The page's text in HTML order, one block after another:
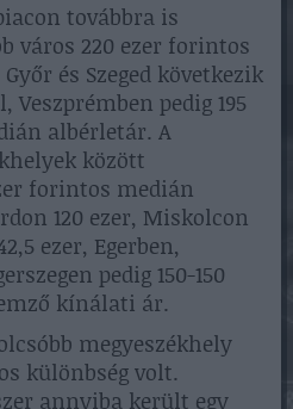
továbbra is
város 220 ezer forintos
és Szeged következik
pedig 195
albérletár. A
között
forintos medián
120 ezer, Miskolcon
ezer, Egerben,
pedig 150-150
kínálati ár.
megyeszékhely
különbség volt.
annyiba került egy